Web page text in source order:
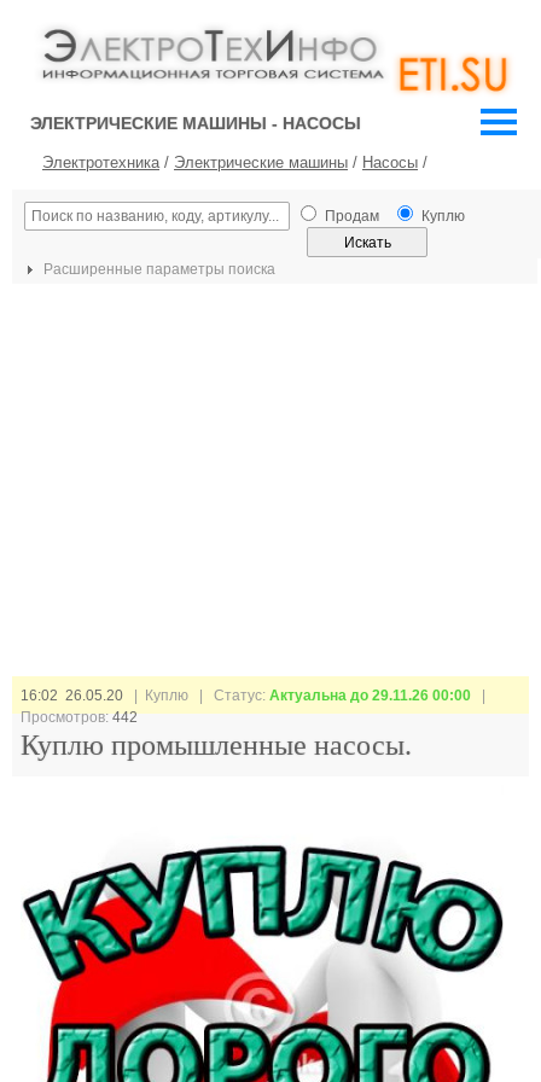
ЭЛЕКТРИЧЕСКИЕ МАШИНЫ - НАСОСЫ
Электротехника/ Электрические машины / Насосы /
Продам Куплю
Расширенные параметры поиска
16:02 26.05.20 | Куплю | Статус: Актуальна до 29.11.26 00:00
Просмотров:442
Куплю промышленные насосы.